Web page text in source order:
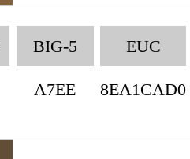
BIG-5
A7EE
EUC
8EA1CAD0